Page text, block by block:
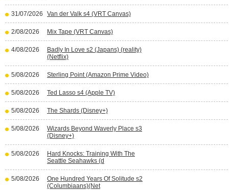
31/07/2026 Van der Valk s4 (VRT Canvas)
2/08/2026 Mix Tape (VRT Canvas)
4/08/2026
Badly In Love s2 (Japans) (reality)
(Netflix)
5/08/2026 Sterling Point (Amazon Prime Video)
5/08/2026 Ted Lasso s4 (Apple TV)
5/08/2026 The Shards (Disney+)
5/08/2026
Wizards Beyond Waverly Place s3
(Disney+)
5/08/2026
Hard Knocks: Training With The
Seattle Seahawks (d
5/08/2026
One Hundred Years Of Solitude s2
(Columbiaans)(Net